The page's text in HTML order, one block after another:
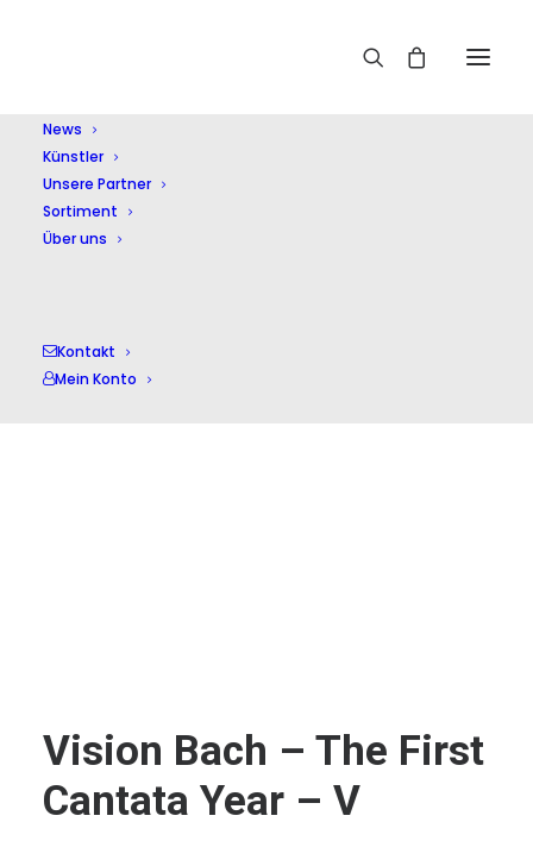
News
Künstler
Unsere Partner
Sortiment
Über uns
Kontakt
Mein Konto
Vision Bach – The First
Vision Bach – The First
Cantata Year – V